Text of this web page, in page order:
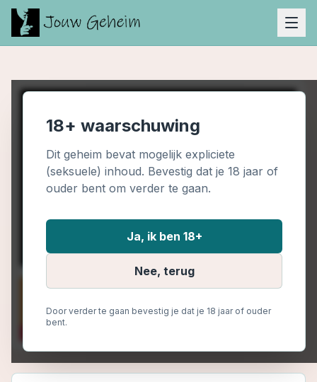
18+ waarschuwing
Dit geheim bevat mogelijk expliciete
(seksuele) inhoud. Bevestig dat je 18 jaar of
ouder bent om verder te gaan.
Ja, ik ben 18+
Nee, terug
Door verder te gaan bevestig je dat je 18 jaar of ouder
bent.